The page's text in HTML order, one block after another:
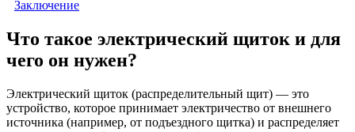
Заключение
Что такое электрический щиток и для
чего он нужен?
Электрический щиток (распределительный щит) — это
устройство, которое принимает электричество от внешнего
источника (например, от подъездного щитка) и распределяет